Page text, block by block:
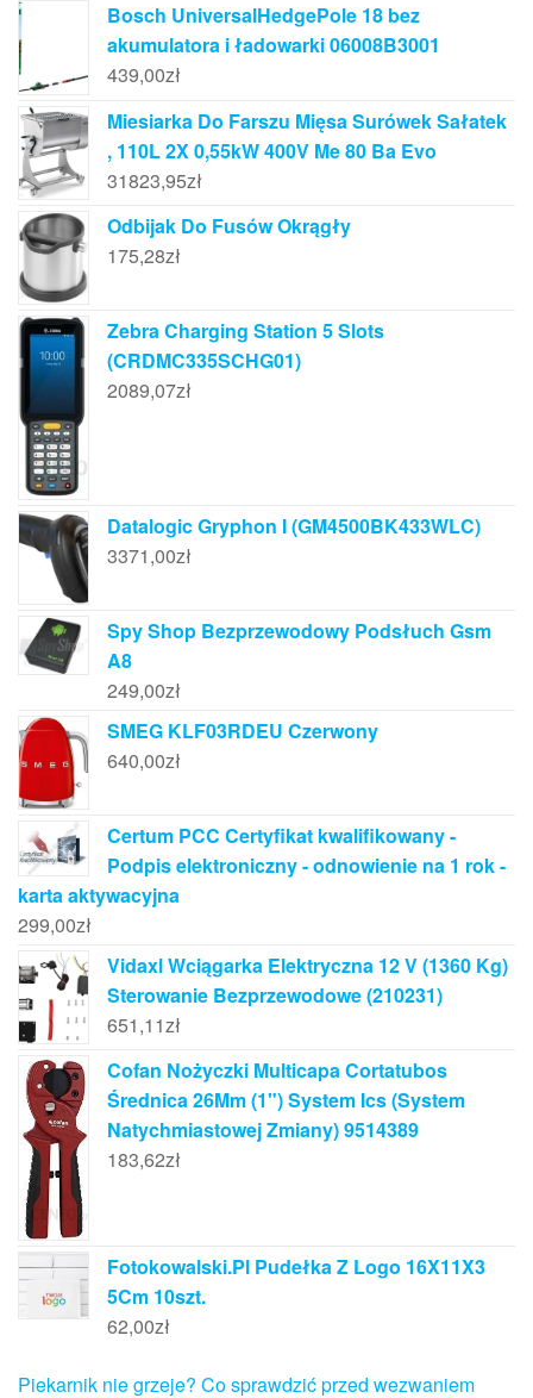
Bosch UniversalHedgePole 18 bez
akumulatora i ładowarki 06008B3001
439,00zł
Miesiarka Do Farszu Mięsa Surówek Sałatek
, 110L 2X 0,55kW 400V Me 80 Ba Evo
31823,95zł
Odbijak Do Fusów Okrągły
175,28zł
Zebra Charging Station 5 Slots
(CRDMC335SCHG01)
2089,07zł
Datalogic Gryphon I (GM4500BK433WLC)
3371,00zł
Spy Shop Bezprzewodowy Podsłuch Gsm
A8
249,00zł
SMEG KLF03RDEU Czerwony
640,00zł
Certum PCC Certyfikat kwalifikowany -
Podpis elektroniczny - odnowienie na 1 rok -
karta aktywacyjna
299,00zł
Vidaxl Wciągarka Elektryczna 12 V (1360 Kg)
Sterowanie Bezprzewodowe (210231)
651,11zł
Cofan Nożyczki Multicapa Cortatubos
Średnica 26Mm (1") System Ics (System
Natychmiastowej Zmiany) 9514389
183,62zł
Fotokowalski.Pl Pudełka Z Logo 16X11X3
5Cm 10szt.
62,00zł
Piekarnik nie grzeje? Co sprawdzić przed wezwaniem